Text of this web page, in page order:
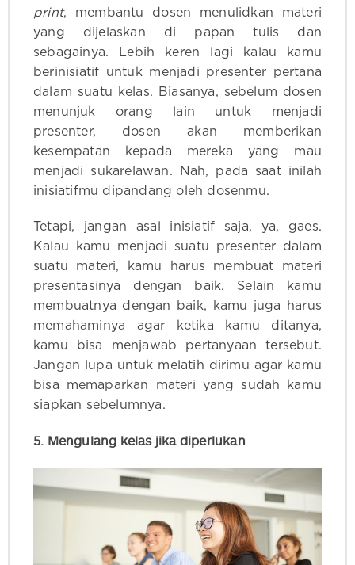
print, membantu dosen menulidkan materi
yang dijelaskan di papan tulis dan
sebagainya. Lebih keren lagi kalau kamu
berinisiatif untuk menjadi presenter pertana
dalam suatu kelas. Biasanya, sebelum dosen
menunjuk orang lain untuk menjadi
presenter, dosen akan memberikan
kesempatan kepada mereka yang mau
menjadi sukarelawan. Nah, pada saat inilah
inisiatifmu dipandang oleh dosenmu.
Tetapi, jangan asal inisiatif saja, ya, gaes.
Kalau kamu menjadi suatu presenter dalam
suatu materi, kamu harus membuat materi
presentasinya dengan baik. Selain kamu
membuatnya dengan baik, kamu juga harus
memahaminya agar ketika kamu ditanya,
kamu bisa menjawab pertanyaan tersebut.
Jangan lupa untuk melatih dirimu agar kamu
bisa memaparkan materi yang sudah kamu
siapkan sebelumnya.
5. Mengulang kelas jika diperlukan